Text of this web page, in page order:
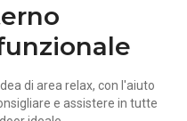
di area relax, con l'aiuto
e assistere in tutte